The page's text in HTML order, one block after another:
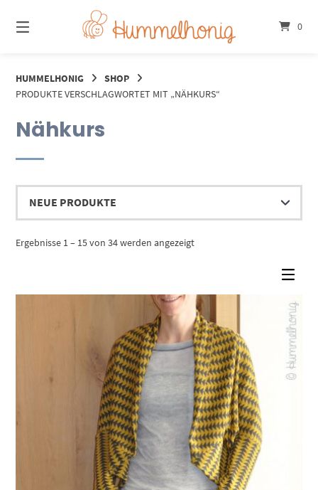
zum
Inhalt
0
HUMMELHONIG
SHOP
PRODUKTE VERSCHLAGWORTET MIT „NÄHKURS“
Nähkurs
Ergebnisse 1 – 15 von 34 werden angezeigtNach